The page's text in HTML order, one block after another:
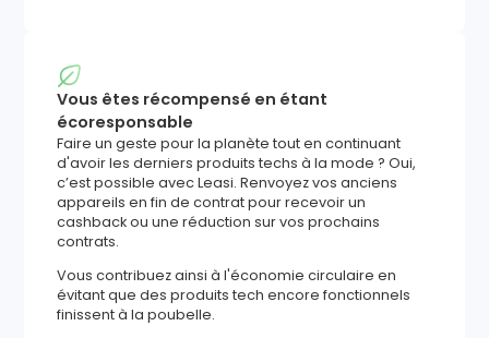
Vous êtes récompensé en étant
écoresponsable
Faire un geste pour la planète tout en continuant
d'avoir les derniers produits techs à la mode ? Oui,
c’est possible avec Leasi. Renvoyez vos anciens
appareils en fin de contrat pour recevoir un
cashback ou une réduction sur vos prochains
contrats.
Vous contribuez ainsi à l'économie circulaire en
évitant que des produits tech encore fonctionnels
finissent à la poubelle.